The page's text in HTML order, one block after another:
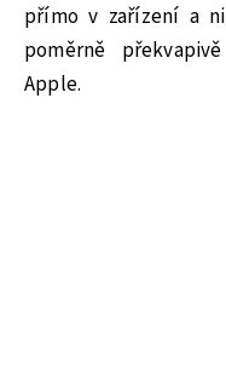
přímo v zařízení a
poměrně
Apple.